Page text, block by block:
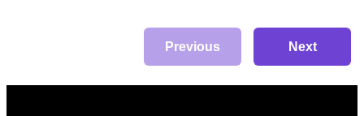
Previous Next